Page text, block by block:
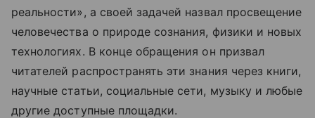
реальности», а своей задачей назвал просвещение
человечества о природе сознания, физики и новых
технологиях. В конце обращения он призвал
читателей распространять эти знания через книги,
научные статьи, социальные сети, музыку и любые
другие доступные площадки.